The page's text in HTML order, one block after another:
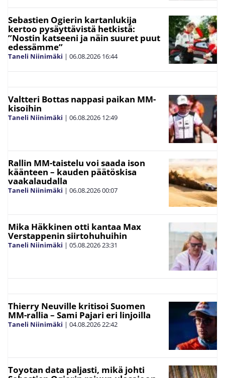
Sebastien Ogierin kartanlukija
kertoo pysäyttävistä hetkistä:
”Nostin katseeni ja näin suuret puut
edessämme”
Taneli Niinimäki | 06.08.2026 16:44
Valtteri Bottas nappasi paikan MM-
kisoihin
Taneli Niinimäki | 06.08.2026 12:49
Rallin MM-taistelu voi saada ison
käänteen – kauden päätöskisa
vaakalaudalla
Taneli Niinimäki | 06.08.202600:07
Mika Häkkinen otti kantaa Max
Verstappenin siirtohuhuihin
Taneli Niinimäki | 05.08.202623:31
Thierry Neuville kritisoi Suomen
MM-rallia – Sami Pajari eri linjoilla
Taneli Niinimäki | 04.08.202622:42
Toyotan data paljasti, mikä johti